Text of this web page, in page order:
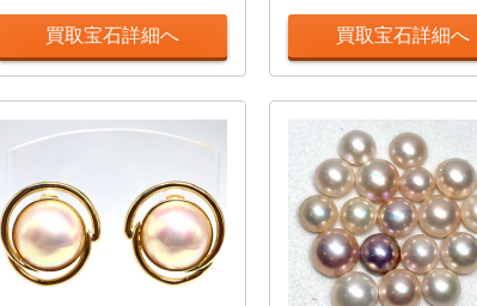
買取宝石詳細へ 買取宝石詳細へ